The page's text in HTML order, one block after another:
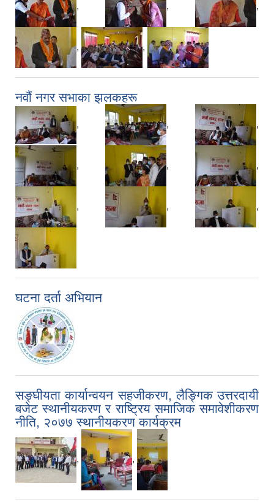
, , ,
, ,
नवौं नगर सभाका झलकहरू
, , ,
, , ,
, , ,
घटना दर्ता अभियान
सङ्घीयता कार्यान्वयन सहजीकरण, लैङ्गिक उत्तरदायी
बजेट स्थानीयकरण र राष्ट्रिय समाजिक समावेशीकरण
नीति, २०७७ स्थानीयकरण कार्यक्रम
, ,